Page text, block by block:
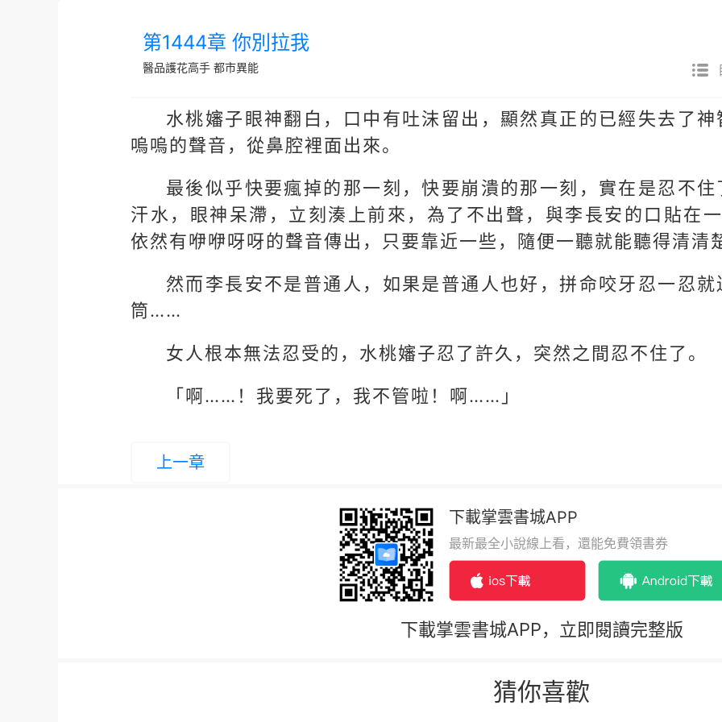
第1444章 你別拉我
醫品護花高手 都市異能
水桃嬸子眼神翻白，口中有吐沫留出，顯然真正的已經失去了
嗚嗚的聲音，從鼻腔裡面出來。
最後似乎快要瘋掉的那一刻，快要崩潰的那一刻，實在是忍不
汗水，眼神呆滯，立刻湊上前來，為了不出聲，與李長安的口貼在
依然有咿咿呀呀的聲音傳出，只要靠近一些，隨便一聽就能聽得清清
然而李長安不是普通人，如果是普通人也好，拼命咬牙忍一忍
筒……
女人根本無法忍受的，水桃嬸子忍了許久，突然之間忍不住了。
「啊……！我要死了，我不管啦！啊……」
上一章
下載掌雲書城APP
最新最全小說線上看，還能免費領書券
下載掌雲書城APP，立即閱讀完整版
猜你喜歡